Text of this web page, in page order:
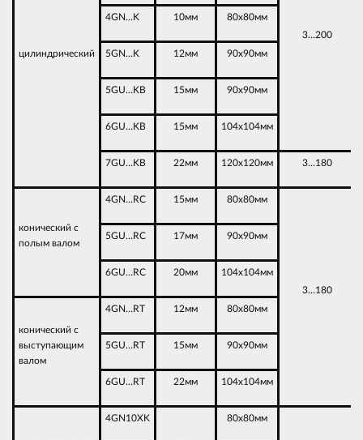
цилиндрический
3…200
4GN…K 10мм 80х80мм
5GN…K 12мм 90х90мм
5GU…KB 15мм 90х90мм
6GU…KB 15мм 104х104мм
7GU…KB 22мм 120х120мм 3…180
конический с
полым валом
4GN…RC 15мм 80х80мм
3…180
5GU…RC 17мм 90х90мм
6GU…RC 20мм 104х104мм
конический с
выступающим
валом
4GN…RT 12мм 80х80мм
5GU…RT 15мм 90х90мм
6GU…RT 22мм 104х104мм
4GN10XK 80х80мм